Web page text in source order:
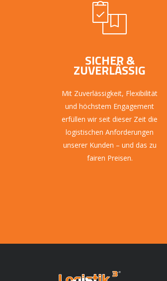
SICHER &
ZUVERLÄSSIG
Mit Zuverlässigkeit, Flexibilität
und höchstem Engagement
erfüllen wir seit dieser Zeit die
logistischen Anforderungen
unserer Kunden – und das zu
fairen Preisen.